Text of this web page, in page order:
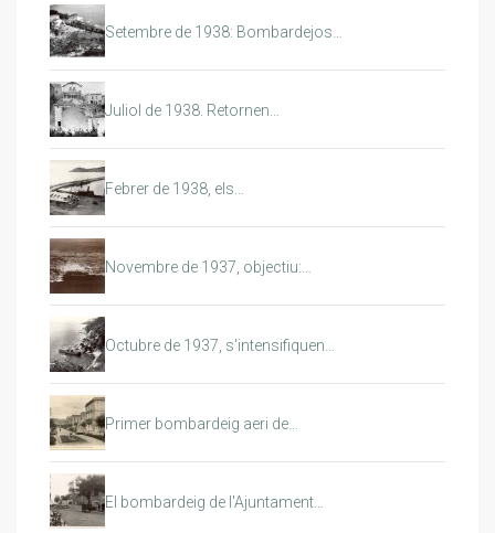
Setembre de 1938: Bombardejos…
Juliol de 1938. Retornen…
Febrer de 1938, els…
Novembre de 1937, objectiu:…
Octubre de 1937, s'intensifiquen…
Primer bombardeig aeri de…
El bombardeig de l'Ajuntament…